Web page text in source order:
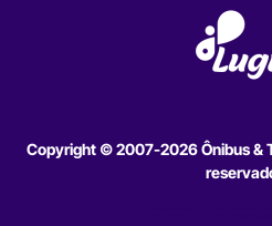
Copyright © 2007-2026 Ônibus &